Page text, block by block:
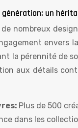
un
nombreux
envers
la pérennité de
aux détails
Plus de 500
dans les